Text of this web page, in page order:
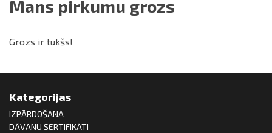
Mans pirkumu grozs
Grozs ir tukšs!
Kategorijas
IZPĀRDOŠANA
DĀVANU SERTIFIKĀTI